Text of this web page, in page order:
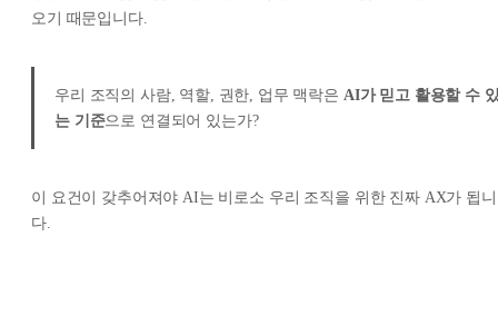
오기 때문입니다.
우리 조직의 사람, 역할, 권한, 업무 맥락은 AI가 믿고 활용할 수
는 기준으로 연결되어 있는가?
이 요건이 갖추어져야 AI는 비로소 우리 조직을 위한 진짜 AX가 됩니
다.